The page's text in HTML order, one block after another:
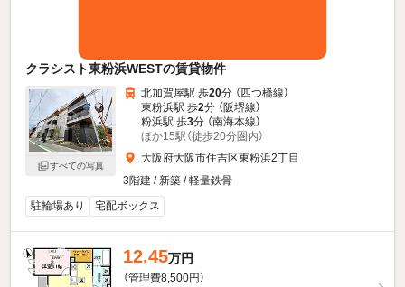
クラシスト東粉浜WESTの賃貸物件
すべての写真
北加賀屋駅 歩20分 （四つ橋線）
東粉浜駅 歩2分 （阪堺線）
粉浜駅 歩3分 （南海本線）
ほか15駅（徒歩20分圏内）
大阪府大阪市住吉区東粉浜2丁目
3階建 / 新築 / 軽量鉄骨
駐輪場あり
宅配ボックス
12.45万円
（管理費8,500円）